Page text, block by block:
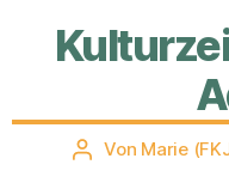
Beitragsautor
Von Marie